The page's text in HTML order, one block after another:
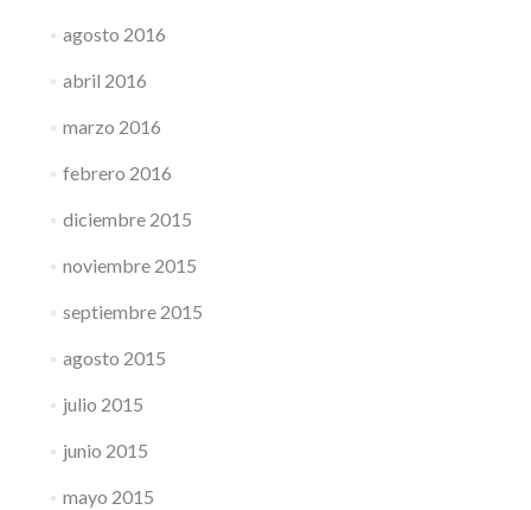
agosto 2016
abril 2016
marzo 2016
febrero 2016
diciembre 2015
noviembre 2015
septiembre 2015
agosto 2015
julio 2015
junio 2015
mayo 2015